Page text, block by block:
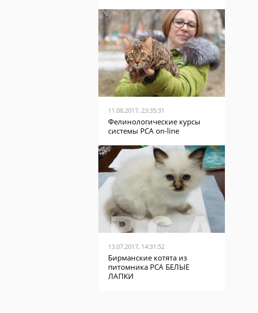
11.08.2017, 23:35:31
Фелинологические курсы
системы PCA on-line
13.07.2017, 14:31:52
Бирманские котята из
питомника PCA БЕЛЫЕ
ЛАПКИ